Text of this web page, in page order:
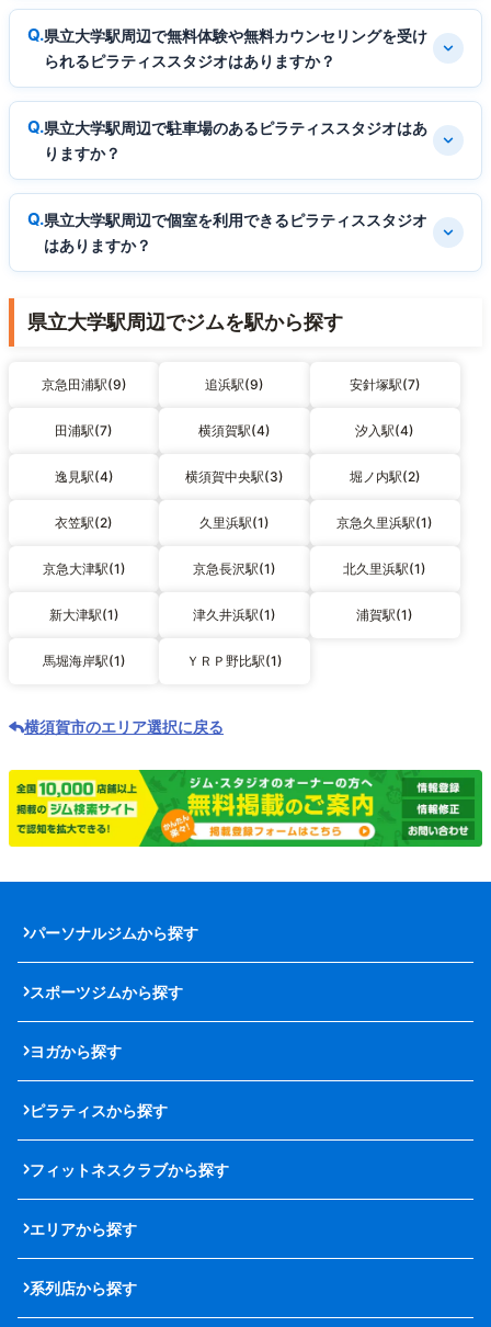
県立大学駅周辺で無料体験や無料カウンセリングを受け
られるピラティススタジオはありますか？
県立大学駅周辺で駐車場のあるピラティススタジオはあ
りますか？
県立大学駅周辺で個室を利用できるピラティススタジオ
はありますか？
県立大学駅周辺でジムを駅から探す
京急田浦駅(9) 追浜駅(9) 安針塚駅(7)
田浦駅(7) 横須賀駅(4) 汐入駅(4)
逸見駅(4) 横須賀中央駅(3) 堀ノ内駅(2)
衣笠駅(2) 久里浜駅(1) 京急久里浜駅(1)
京急大津駅(1) 京急長沢駅(1) 北久里浜駅(1)
新大津駅(1) 津久井浜駅(1) 浦賀駅(1)
馬堀海岸駅(1) ＹＲＰ野比駅(1)
横須賀市のエリア選択に戻る
パーソナルジムから探す
スポーツジムから探す
ヨガから探す
ピラティスから探す
フィットネスクラブから探す
エリアから探す
系列店から探す